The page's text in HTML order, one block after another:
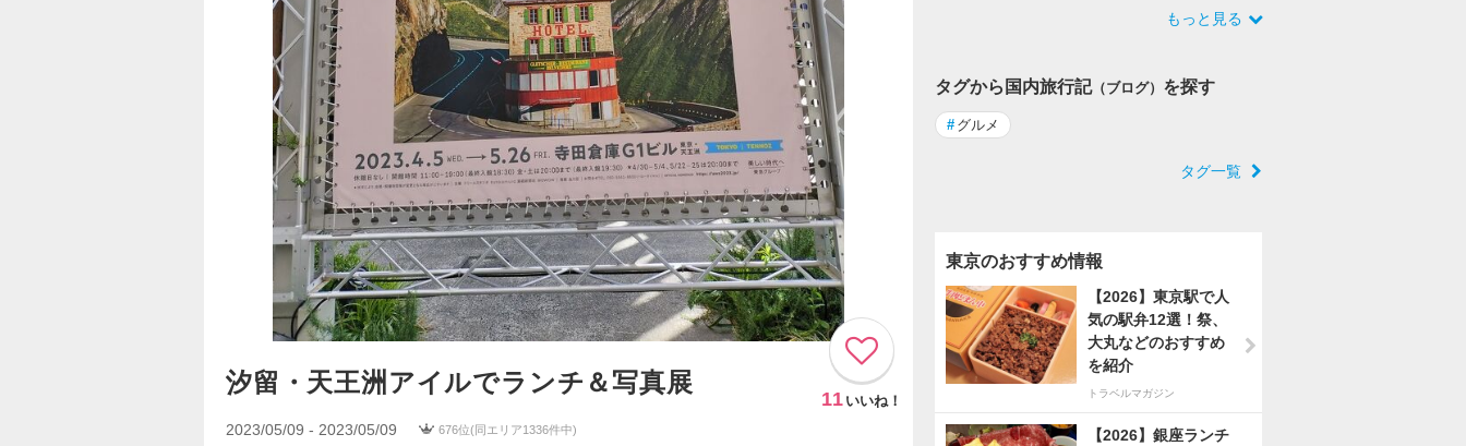
汐留・天王洲アイルでランチ＆写真展
11 いいね！
2023/05/09 - 2023/05/09 676位(同エリア1336件中)
もっと見る
タグから国内旅行記（ブログ） を探す
# グルメ
タグ一覧
東京のおすすめ情報
【2026】東京駅で人
気の駅弁12選！祭、
大丸などのおすすめ
を紹介
トラベルマガジン
【2026】銀座ランチ